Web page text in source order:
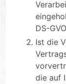
DS-
Ist die
die auf